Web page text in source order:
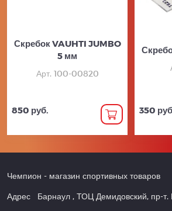
Скребок VAUHTI JUMBO
5 мм
Арт. 100-00820
850 руб. 350
Чемпион - магазин спортивных товаров
Адрес Барнаул , ТОЦ Демидовский, пр-т.